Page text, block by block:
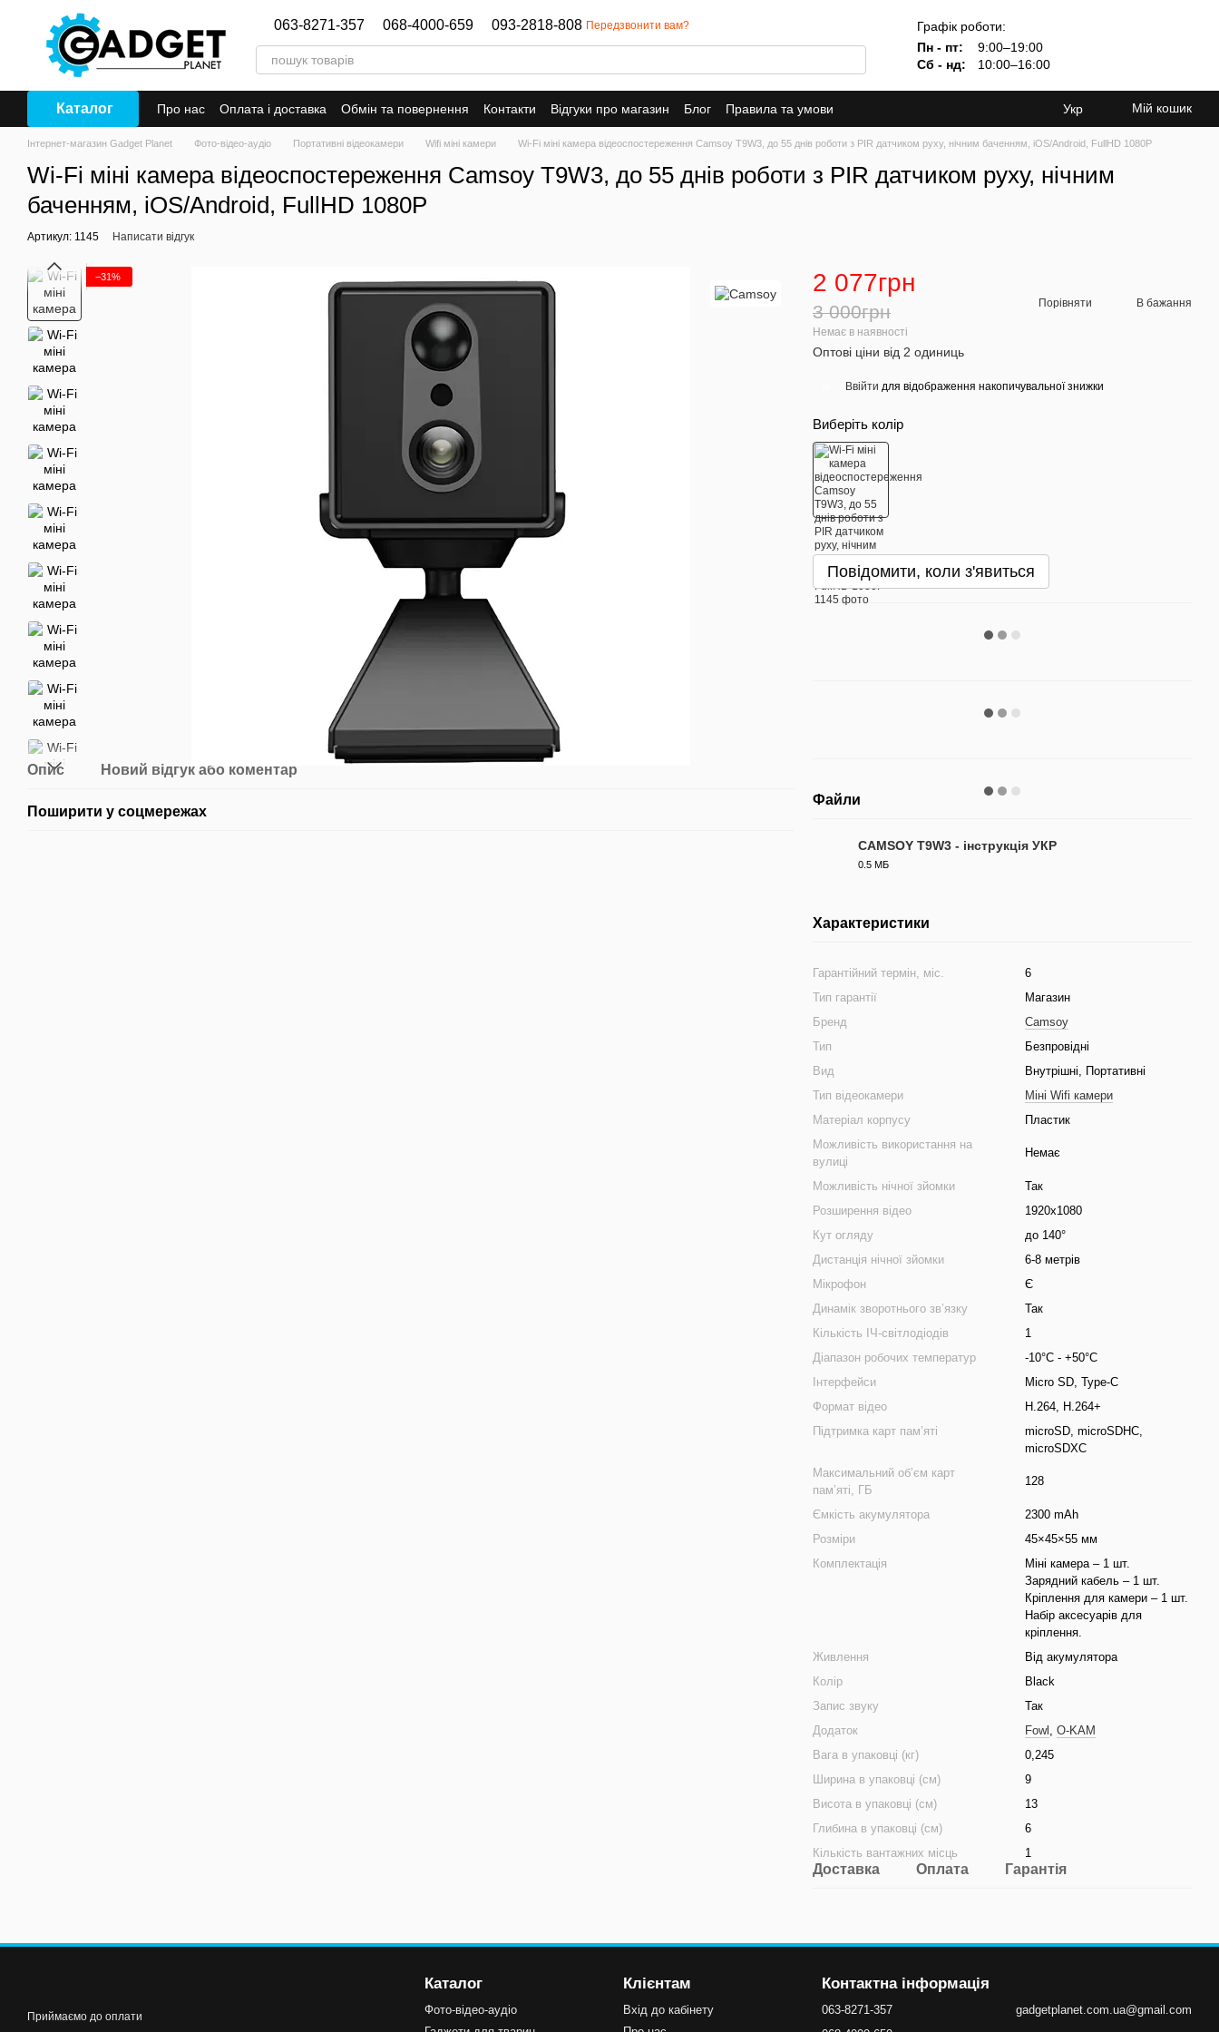
Перейти до основного контенту
063-8271-357 068-4000-659 093-2818-808 Передзвонити вам?
Графік роботи:
Пн - пт:
9:00–19:00
Сб - нд:
10:00–16:00
Каталог Про нас Оплата і доставка Обмін та повернення Контакти Відгуки про магазин Блог Правила та умови Укр Мій кошик
Інтернет-магазин Gadget Planet Фото-відео-аудіо Портативні відеокамери Wifi міні камери Wi-Fi міні камера відеоспостереження Camsoy T9W3, до 55 днів роботи з PIR датчиком руху, нічним баченням, iOS/Android, FullHD 1080P
Wi-Fi міні камера відеоспостереження Camsoy T9W3, до 55 днів роботи з PIR датчиком руху, нічним
баченням, iOS/Android, FullHD 1080P
Артикул: 1145 Написати відгук
−31%
Опис Новий відгук або коментар
Поширити у соцмережах
2 077грн
3 000грн
Немає в наявності
Порівняти В бажання
Оптові ціни від 2 одиниць
Ввійти для відображення накопичувальної знижки
Виберіть колір
Повідомити, коли з'явиться
Файли
CAMSOY T9W3 - інструкція УКР
0.5 МБ
Характеристики
Гарантійний термін, міс.
6
Тип гарантії
Магазин
Бренд
Camsoy
Тип
Безпровідні
Вид
Внутрішні, Портативні
Тип відеокамери
Міні Wifi камери
Матеріал корпусу
Пластик
Можливість використання на
вулиці
Немає
Можливість нічної зйомки
Так
Розширення відео
1920x1080
Кут огляду
до 140°
Дистанція нічної зйомки
6-8 метрів
Мікрофон
Є
Динамік зворотнього звʼязку
Так
Кількість ІЧ-світлодіодів
1
Діапазон робочих температур
-10°C - +50°C
Інтерфейси
Micro SD, Type-C
Формат відео
H.264, H.264+
Підтримка карт памʼяті
microSD, microSDHC,
microSDXC
Максимальний обʼєм карт
памʼяті, ГБ
128
Ємкість акумулятора
2300 mAh
Розміри
45×45×55 мм
Комплектація
Міні камера – 1 шт.
Зарядний кабель – 1 шт.
Кріплення для камери – 1 шт.
Набір аксесуарів для
кріплення.
Живлення
Від акумулятора
Колір
Black
Запис звуку
Так
Додаток
Fowl , O-KAM
Вага в упаковці (кг)
0,245
Ширина в упаковці (см)
9
Висота в упаковці (см)
13
Глибина в упаковці (см)
6
Кількість вантажних місць
1
Доставка Оплата Гарантія
Приймаємо до оплати
Каталог
Фото-відео-аудіо
Клієнтам
Вхід до кабінету
Контактна інформація
063-8271-357
gadgetplanet.com.ua@gmail.com